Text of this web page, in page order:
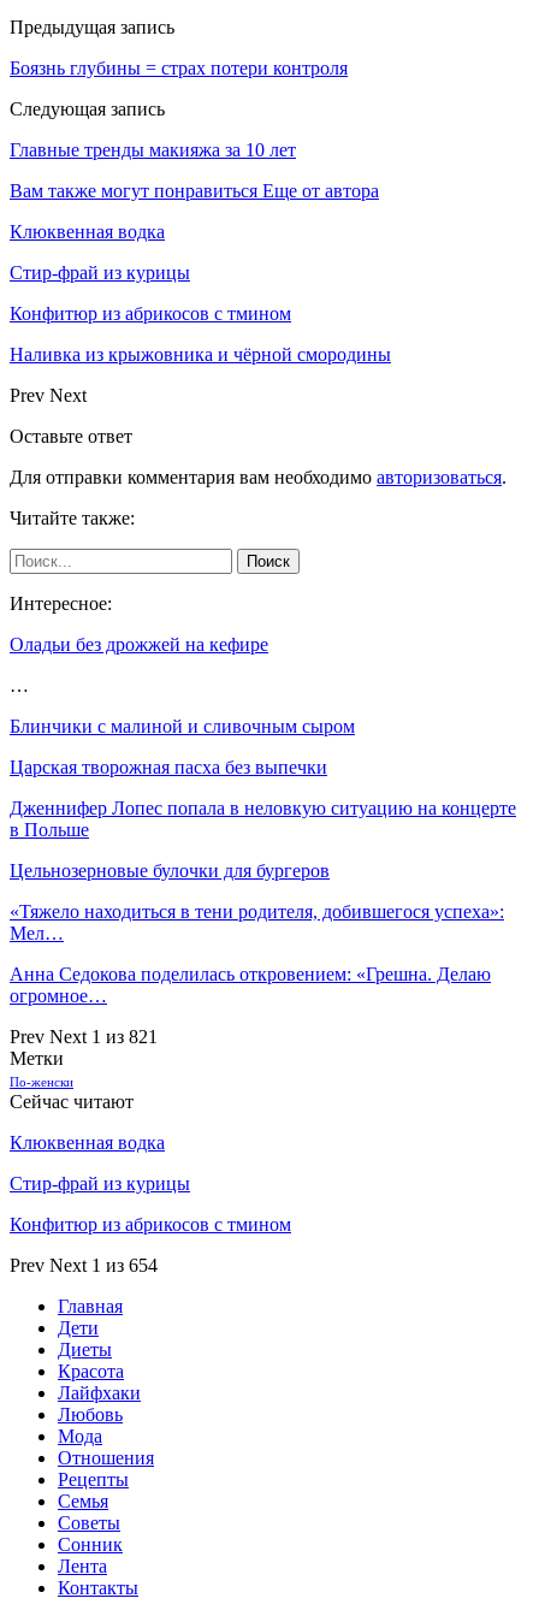
Предыдущая запись
Боязнь глубины = страх потери контроля
Следующая запись
Главные тренды макияжа за 10 лет
Вам также могут понравиться Еще от автора
Клюквенная водка
Стир-фрай из курицы
Конфитюр из абрикосов с тмином
Наливка из крыжовника и чёрной смородины
Prev Next
Оставьте ответ
Для отправки комментария вам необходимо авторизоваться.
Читайте также:
Интересное:
Оладьи без дрожжей на кефире
…
Блинчики с малиной и сливочным сыром
Царская творожная пасха без выпечки
Дженнифер Лопес попала в неловкую ситуацию на концерте
в Польше
Цельнозерновые булочки для бургеров
«Тяжело находиться в тени родителя, добившегося успеха»:
Мел…
Анна Седокова поделилась откровением: «Грешна. Делаю
огромное…
Prev Next 1 из 821
Метки
По-женски
Сейчас читают
Клюквенная водка
Стир-фрай из курицы
Конфитюр из абрикосов с тмином
Prev Next 1 из 654
Главная
Дети
Диеты
Красота
Лайфхаки
Любовь
Мода
Отношения
Рецепты
Семья
Советы
Сонник
Лента
Контакты